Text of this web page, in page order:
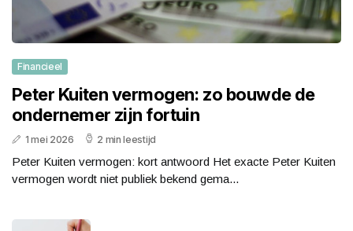
Financieel
Peter Kuiten vermogen: zo bouwde de
ondernemer zijn fortuin
1 mei 2026 2 min leestijd
Peter Kuiten vermogen: kort antwoord Het exacte Peter Kuiten
vermogen wordt niet publiek bekend gema...